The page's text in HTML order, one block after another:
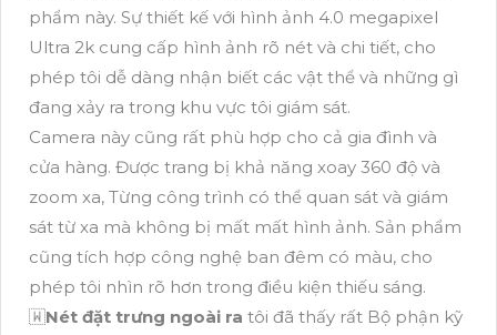
phẩm này. Sự thiết kế với hình ảnh 4.0 megapixel
Ultra 2k cung cấp hình ảnh rõ nét và chi tiết, cho
phép tôi dễ dàng nhận biết các vật thể và những gì
đang xảy ra trong khu vực tôi giám sát.
Camera này cũng rất phù hợp cho cả gia đình và
cửa hàng. Được trang bị khả năng xoay 360 độ và
zoom xa, Từng công trình có thể quan sát và giám
sát từ xa mà không bị mất mất hình ảnh. Sản phẩm
cũng tích hợp công nghệ ban đêm có màu, cho
phép tôi nhìn rõ hơn trong điều kiện thiếu sáng.
🇼Nét đặt trưng ngoài ra tôi đã thấy rất Bộ phận kỹ